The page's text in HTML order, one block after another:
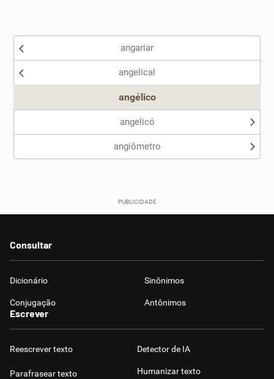
Nenhum dos sinônimos apresentados me ajudou
angariar
angelical
angélico
angelicó
angiômetro
Consultar
Dicionário Sinônimos
Conjugação Antônimos
Escrever
Reescrever texto
Parafrasear texto
Detector de IA
Humanizar texto